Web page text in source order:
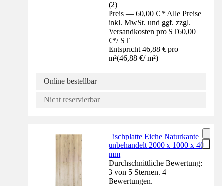
(2)
Preis — 60,00 € * Alle Preise
inkl. MwSt. und ggf. zzgl.
Versandkosten pro ST60,00
€*/ ST
Entspricht 46,88 € pro
m²(46,88 €/ m²)
Online bestellbar
Nicht reservierbar
Tischplatte Eiche Naturkante
unbehandelt 2000 x 1000 x 40
mm
Durchschnittliche Bewertung:
3 von 5 Sternen. 4
Bewertungen.